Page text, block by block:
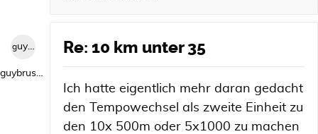
guybrush1992
guybrush1992
Re: 10 km unter 35
Ich hatte eigentlich mehr daran gedacht
den Tempowechsel als zweite Einheit zu
den 10x 500m oder 5x1000 zu machen